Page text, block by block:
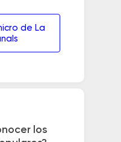
de La
los